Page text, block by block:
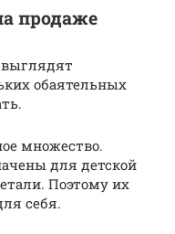
продаже
обаятельных
множество.
для детской
Поэтому их
себя.